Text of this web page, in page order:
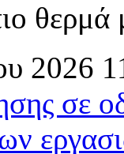
2026
σε